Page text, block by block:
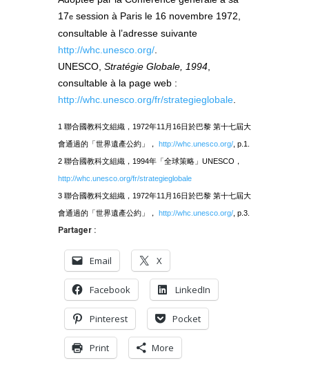
17e session à Paris le 16 novembre 1972,
consultable à l’adresse suivante
http://whc.unesco.org/
UNESCO, Stratégie Globale, 1994
consultable à la page web :
http://whc.unesco.org/fr/strategieglobale
1 聯合國教科文組織，1972年11月16日於巴黎 第十七屆大
會通過的「世界遺產公約」， http://whc.unesco.org/ , p.1.
2 聯合國教科文組織，1994年「全球策略」UNESCO，
http://whc.unesco.org/fr/strategieglobale
3 聯合國教科文組織，1972年11月16日於巴黎 第十七屆大
會通過的「世界遺產公約」， http://whc.unesco.org/ , p.3.
Partager :
Email X
Facebook LinkedIn
Pinterest Pocket
Print More